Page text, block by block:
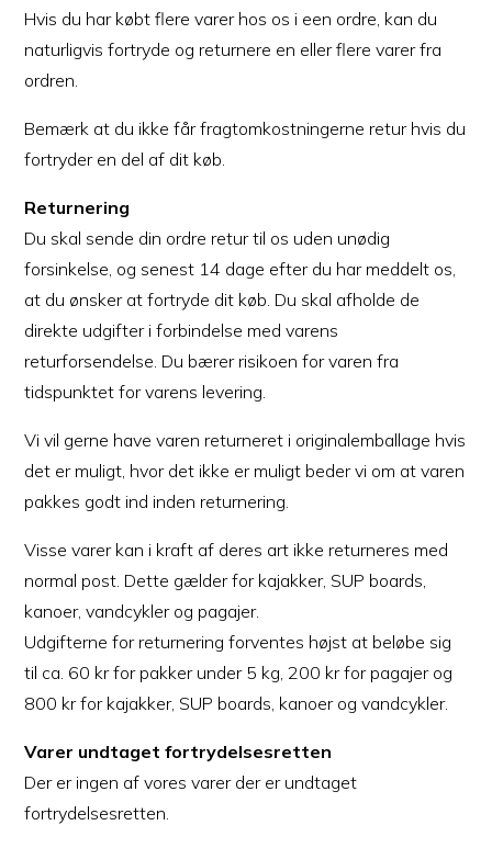
Hvis du har købt flere varer hos os i een ordre, kan du
naturligvis fortryde og returnere en eller flere varer fra
ordren.
Bemærk at du ikke får fragtomkostningerne retur hvis du
fortryder en del af dit køb.
Returnering
Du skal sende din ordre retur til os uden unødig
forsinkelse, og senest 14 dage efter du har meddelt os,
at du ønsker at fortryde dit køb. Du skal afholde de
direkte udgifter i forbindelse med varens
returforsendelse. Du bærer risikoen for varen fra
tidspunktet for varens levering.
Vi vil gerne have varen returneret i originalemballage hvis
det er muligt, hvor det ikke er muligt beder vi om at varen
pakkes godt ind inden returnering.
Visse varer kan i kraft af deres art ikke returneres med
normal post. Dette gælder for kajakker, SUP boards,
kanoer, vandcykler og pagajer.
Udgifterne for returnering forventes højst at beløbe sig
til ca. 60 kr for pakker under 5 kg, 200 kr for pagajer og
800 kr for kajakker, SUP boards, kanoer og vandcykler.
Varer undtaget fortrydelsesretten
Der er ingen af vores varer der er undtaget
fortrydelsesretten.